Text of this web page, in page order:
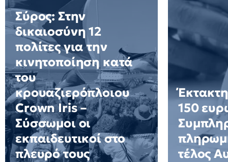
Σύρος: Στην
δικαιοσύνη 12
πολίτες για την
κινητοποίηση κατά
του
κρουαζιερόπλοιου
Crown Iris –
Σύσσωμοι οι
εκπαιδευτικοί στο
πλευρό τους
150
τέλος